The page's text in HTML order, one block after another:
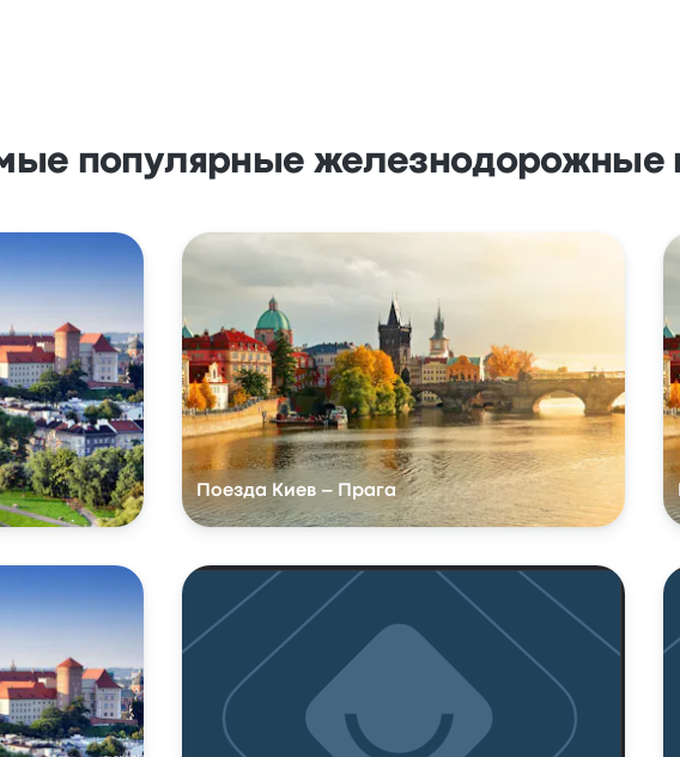
популярные железнодорожные
Поезда Киев – Прага